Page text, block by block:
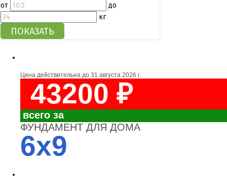
от
до
кг
Цена действительна до 31 августа 2026 г.
43200 ₽
всего за
ФУНДАМЕНТ ДЛЯ ДОМА
6x9